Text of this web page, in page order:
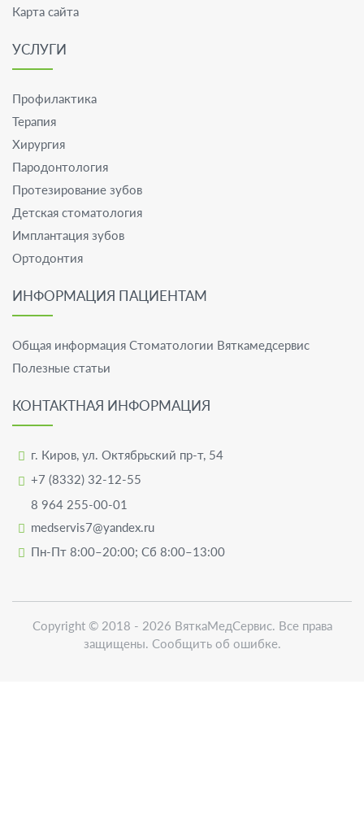
Карта сайта
УСЛУГИ
Профилактика
Терапия
Хирургия
Пародонтология
Протезирование зубов
Детская стоматология
Имплантация зубов
Ортодонтия
ИНФОРМАЦИЯ ПАЦИЕНТАМ
Общая информация Стоматологии Вяткамедсервис
Полезные статьи
КОНТАКТНАЯ ИНФОРМАЦИЯ
г. Киров, ул. Октябрьский пр-т, 54
+7 (8332) 32-12-55
8 964 255-00-01
medservis7@yandex.ru
Пн-Пт 8:00–20:00; Сб 8:00–13:00
Copyright © 2018 - 2026 ВяткаМедСервис. Все права
защищены. Сообщить об ошибке.